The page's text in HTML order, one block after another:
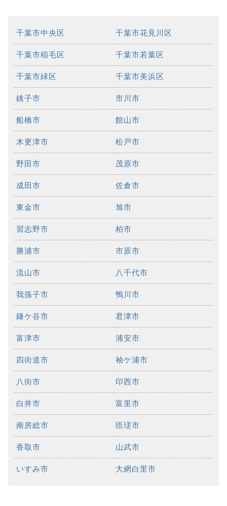
千葉市中央区 千葉市花見川区
千葉市稲毛区 千葉市若葉区
千葉市緑区 千葉市美浜区
銚子市 市川市
船橋市 館山市
木更津市 松戸市
野田市 茂原市
成田市 佐倉市
東金市 旭市
習志野市 柏市
勝浦市 市原市
流山市 八千代市
我孫子市 鴨川市
鎌ケ谷市 君津市
富津市 浦安市
四街道市 袖ケ浦市
八街市 印西市
白井市 富里市
南房総市 匝瑳市
香取市 山武市
いすみ市 大網白里市